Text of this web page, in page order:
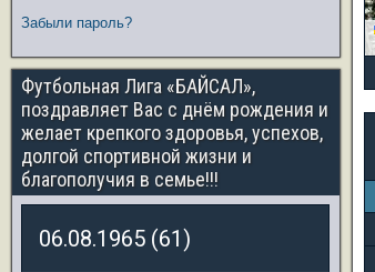
Забыли пароль?
Футбольная Лига «БАЙСАЛ»,
поздравляет Вас с днём рождения и
желает крепкого здоровья, успехов,
долгой спортивной жизни и
благополучия в семье!!!
06.08.1965 (61)